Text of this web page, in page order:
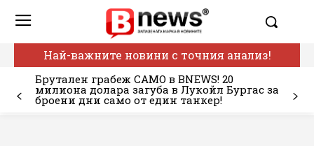
Най-важните новини с точния анализ!
Брутален грабеж САМО в BNEWS! 20
милиона долара загуба в Лукойл Бургас за
броени дни само от един танкер!